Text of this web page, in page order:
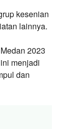
kesenian
lainnya.
2023
menjadi
dan